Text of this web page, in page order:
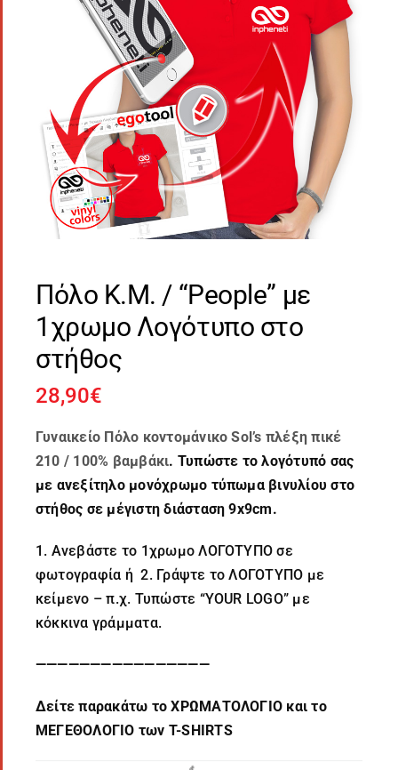
Πόλο Κ.Μ. / “People” με
1χρωμο Λογότυπο στο
στήθος
28,90€
Γυναικείο Πόλο κοντομάνικο Sol’s πλέξη πικέ
210 / 100% βαμβάκι. Τυπώστε το λογότυπό σας
με ανεξίτηλο μονόχρωμο τύπωμα βινυλίου στο
στήθος σε μέγιστη διάσταση 9x9cm.
1. Ανεβάστε το 1χρωμο ΛΟΓΟΤΥΠΟ σε
φωτογραφία ή 2. Γράψτε το ΛΟΓΟΤΥΠΟ με
κείμενο – π.χ. Τυπώστε “YOUR LOGO” με
κόκκινα γράμματα.
————————————————
Δείτε παρακάτω το ΧΡΩΜΑΤΟΛΟΓΙΟ και το
ΜΕΓΕΘΟΛΟΓΙΟ των T-SHIRTS